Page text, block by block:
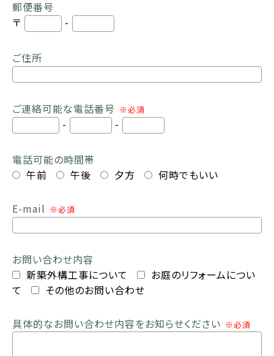
郵便番号
〒
-
ご住所
ご連絡可能な電話番号 ※必須
- -
電話可能の時間帯
午前
午後 夕方 何時でもいい
E-mail ※必須
お問い合わせ内容
新築外構工事について
お庭のリフォームについ
て
その他のお問い合わせ
具体的なお問い合わせ内容をお知らせください ※必須